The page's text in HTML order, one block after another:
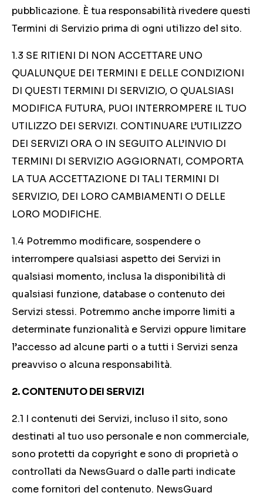
pubblicazione. È tua responsabilità rivedere questi
Termini di Servizio prima di ogni utilizzo del sito.
1.3 SE RITIENI DI NON ACCETTARE UNO
QUALUNQUE DEI TERMINI E DELLE CONDIZIONI
DI QUESTI TERMINI DI SERVIZIO, O QUALSIASI
MODIFICA FUTURA, PUOI INTERROMPERE IL TUO
UTILIZZO DEI SERVIZI. CONTINUARE L’UTILIZZO
DEI SERVIZI ORA O IN SEGUITO ALL’INVIO DI
TERMINI DI SERVIZIO AGGIORNATI, COMPORTA
LA TUA ACCETTAZIONE DI TALI TERMINI DI
SERVIZIO, DEI LORO CAMBIAMENTI O DELLE
LORO MODIFICHE.
1.4 Potremmo modificare, sospendere o
interrompere qualsiasi aspetto dei Servizi in
qualsiasi momento, inclusa la disponibilità di
qualsiasi funzione, database o contenuto dei
Servizi stessi. Potremmo anche imporre limiti a
determinate funzionalità e Servizi oppure limitare
l’accesso ad alcune parti o a tutti i Servizi senza
preavviso o alcuna responsabilità.
2. CONTENUTO DEI SERVIZI
2.1 I contenuti dei Servizi, incluso il sito, sono
destinati al tuo uso personale e non commerciale,
sono protetti da copyright e sono di proprietà o
controllati da NewsGuard o dalle parti indicate
come fornitori del contenuto. NewsGuard